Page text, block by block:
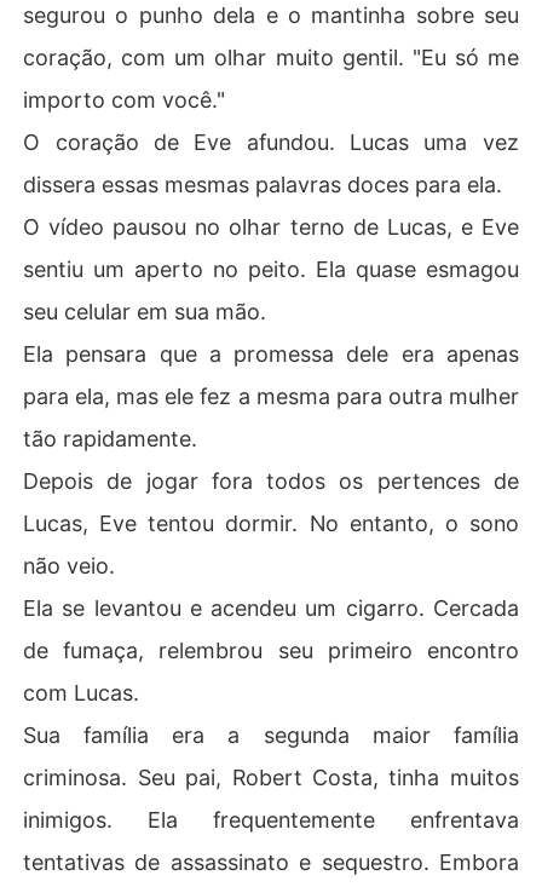
segurou o punho dela e o mantinha sobre seu
coração, com um olhar muito gentil. "Eu só me
importo com você."
O coração de Eve afundou. Lucas uma vez
dissera essas mesmas palavras doces para ela.
O vídeo pausou no olhar terno de Lucas, e Eve
sentiu um aperto no peito. Ela quase esmagou
seu celular em sua mão.
Ela pensara que a promessa dele era apenas
para ela, mas ele fez a mesma para outra mulher
tão rapidamente.
Depois de jogar fora todos os pertences de
Lucas, Eve tentou dormir. No entanto, o sono
não veio.
Ela se levantou e acendeu um cigarro. Cercada
de fumaça, relembrou seu primeiro encontro
com Lucas.
Sua família era a segunda maior família
criminosa. Seu pai, Robert Costa, tinha muitos
inimigos. Ela frequentemente enfrentava
tentativas de assassinato e sequestro. Embora